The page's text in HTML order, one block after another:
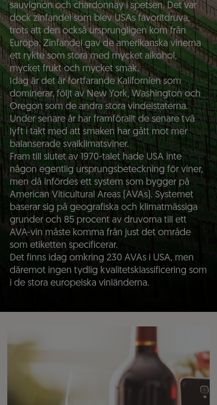
sauvignon och chardonnay i spetsen. Det var
dock zinfandel som blev USAs favoritdruva,
trots att den också ursprungligen kom från
Europa. Zinfandel gav de amerikanska vinerna
ett rykte som stora med mycket alkohol,
mycket frukt och mycket smak.
Idag är det är fortfarande Kalifornien som
dominerar, följt av New York, Washington och
Oregon som de andra stora vindelstaterna.
Under senare år har framförallt de senare två
lyft i takt med att smaken har gått mot mer
balanserade svalklimatsviner.
Fram till slutet av 1970-talet hade USA inte
någon egentlig ursprungsbeteckning för viner,
men då infördes ett system som bygger på
American Viticultural Areas (AVAs). Systemet
baserar sig på geografiska och klimatmässiga
grunder och 85 procent av druvorna till ett
AVA-vin måste komma från just det område
som etiketten specificerar.
Det finns idag omkring 230 AVAs i USA, men
däremot ingen tydlig kvalitetsklassificering som
i de stora europeiska vinländerna.